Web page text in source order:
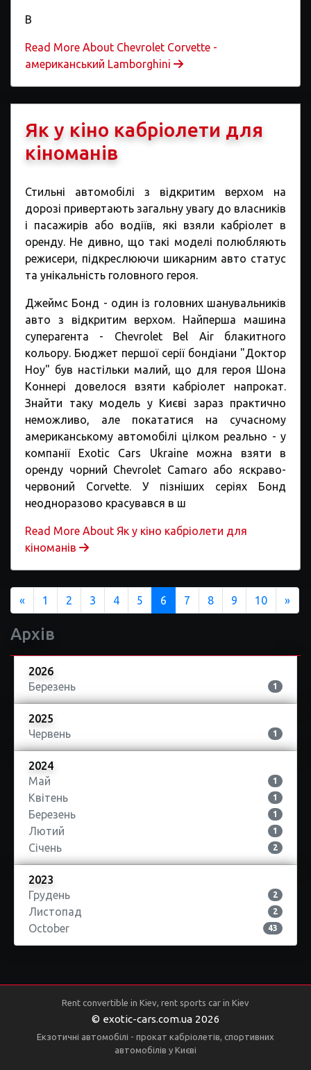
В
Read More About Chevrolet Corvette -
американський Lamborghini
Як у кіно кабріолети для
кіноманів
Стильні автомобілі з відкритим верхом на
дорозі привертають загальну увагу до власників
і пасажирів або водіїв, які взяли кабріолет в
оренду. Не дивно, що такі моделі полюбляють
режисери, підкреслюючи шикарним авто статус
та унікальність головного героя.
Джеймс Бонд - один із головних шанувальників
авто з відкритим верхом. Найперша машина
суперагента - Chevrolet Bel Air блакитного
кольору. Бюджет першої серії бондіани "Доктор
Ноу" був настільки малий, що для героя Шона
Коннері довелося взяти кабріолет напрокат.
Знайти таку модель у Києві зараз практично
неможливо, але покататися на сучасному
американському автомобілі цілком реально - у
компанії Exotic Cars Ukraine можна взяти в
оренду чорний Chevrolet Camaro або яскраво-
червоний Corvette. У пізніших серіях Бонд
неодноразово красувався в ш
Read More About Як у кіно кабріолети для
кіноманів
«Previous
1 2 3 4 5 6 7 8 9 10 »
Архів
2026
Березень
1
2025
Червень
1
2024
Май
1
Квітень 1
Березень 1
Лютий 1
Січень 2
2023
Грудень
2
Листопад 2
October 43
Rent convertible in Kiev, rent sports car in Kiev
© exotic-cars.com.ua 2026
Екзотичні автомобілі - прокат кабріолетів, спортивних
автомобілів у Києві